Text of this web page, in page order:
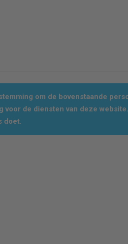
om de bovenstaande
voor de diensten van deze
doet.